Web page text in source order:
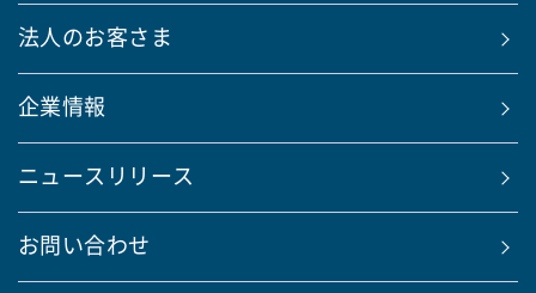
法人のお客さま
企業情報
ニュースリリース
お問い合わせ